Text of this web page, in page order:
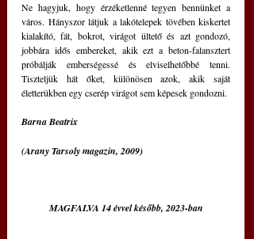
Ne hagyjuk, hogy érzéketlenné tegyen bennünket a
város. Hányszor látjuk a lakótelepek tövében kiskertet
kialakító, fát, bokrot, virágot ültető és azt gondozó,
jobbára idős embereket, akik ezt a beton-falansztert
próbálják emberségessé és elviselhetőbbé tenni.
Tiszteljük hát őket, különösen azok, akik saját
életterükben egy cserép virágot sem képesek gondozni.
Barna Beatrix
(Arany Tarsoly magazin, 2009)
MAGFALVA 14 évvel később, 2023-ban